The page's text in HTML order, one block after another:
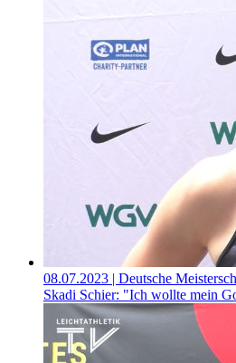
08.07.2023 | Deutsche
Skadi Schier: "Ich wollte mein